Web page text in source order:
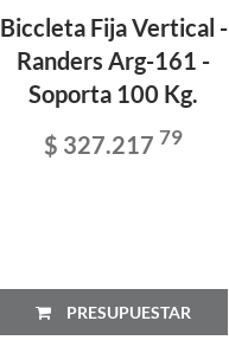
Biccleta Fija Vertical -
Randers Arg-161 -
Soporta 100 Kg.
$ 327.217 79
PRESUPUESTAR